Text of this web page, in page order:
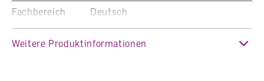
Fachbereich
Deutsch
Weitere Produktinformationen